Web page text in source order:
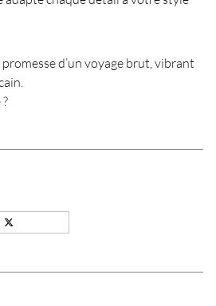
promesse d’un voyage brut, vibrant